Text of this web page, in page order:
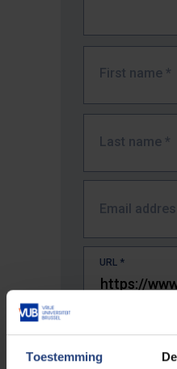
Toestemming
First name *
Last name *
Email
URL *
The full URL of the